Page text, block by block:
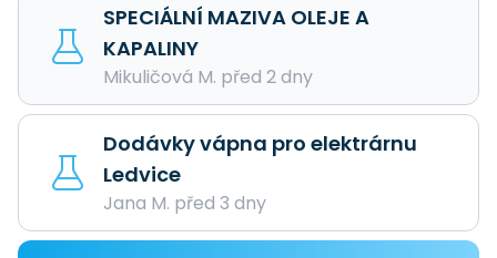
SPECIÁLNÍ MAZIVA OLEJE A
KAPALINY
Mikuličová M. před 2 dny
Dodávky vápna pro elektrárnu
Ledvice
Jana M. před 3 dny